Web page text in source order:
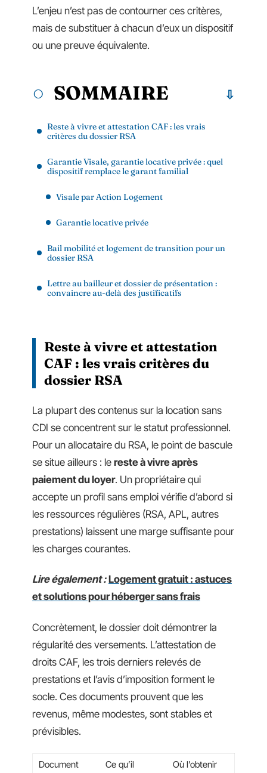
L’enjeu n’est pas de contourner ces critères,
mais de substituer à chacun d’eux un dispositif
ou une preuve équivalente.
SOMMAIRE
Reste à vivre et attestation CAF : les vrais
critères du dossier RSA
Garantie Visale, garantie locative privée : quel
dispositif remplace le garant familial
Visale par Action Logement
Garantie locative privée
Bail mobilité et logement de transition pour un
dossier RSA
Lettre au bailleur et dossier de présentation :
convaincre au-delà des justificatifs
Reste à vivre et attestation
CAF : les vrais critères du
dossier RSA
La plupart des contenus sur la location sans
CDI se concentrent sur le statut professionnel.
Pour un allocataire du RSA, le point de bascule
se situe ailleurs : le reste à vivre après
paiement du loyer. Un propriétaire qui
accepte un profil sans emploi vérifie d’abord si
les ressources régulières (RSA, APL, autres
prestations) laissent une marge suffisante pour
les charges courantes.
Lire également : Logement gratuit : astuces
et solutions pour héberger sans frais
Concrètement, le dossier doit démontrer la
régularité des versements. L’attestation de
droits CAF, les trois derniers relevés de
prestations et l’avis d’imposition forment le
socle. Ces documents prouvent que les
revenus, même modestes, sont stables et
prévisibles.
Document
Ce qu’il
Où l’obtenir